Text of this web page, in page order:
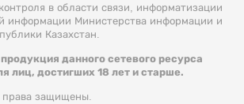
в области связи, информатизации
информации Министерства информации и
Казахстан.
данного сетевого ресурса
лиц, достигших 18 лет и старше.
права защищены.